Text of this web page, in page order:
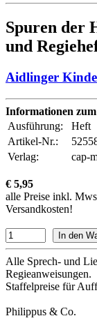
Spuren der
und
Aidlinger
Informationen
Ausführung:
Heft
Artikel-Nr.:
Verlag:
cap-
€ 5,95
alle Preise inkl.
Versandkosten!
Alle Sprech- und
Regieanweisungen.
Staffelpreise für
Philippus & Co.